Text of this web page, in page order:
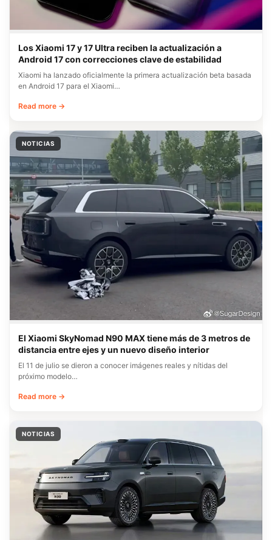
Los Xiaomi 17 y 17 Ultra reciben la actualización a
Android 17 con correcciones clave de estabilidad
Xiaomi ha lanzado oficialmente la primera actualización beta basada
en Android 17 para el Xiaomi…
Read more →
NOTICIAS
El Xiaomi SkyNomad N90 MAX tiene más de 3 metros de
distancia entre ejes y un nuevo diseño interior
El 11 de julio se dieron a conocer imágenes reales y nítidas del
próximo modelo…
Read more →
NOTICIAS